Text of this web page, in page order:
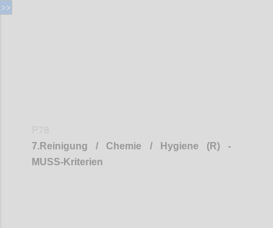
7.Reinigung / Chemie / Hygiene (R) -
MUSS-Kriterien